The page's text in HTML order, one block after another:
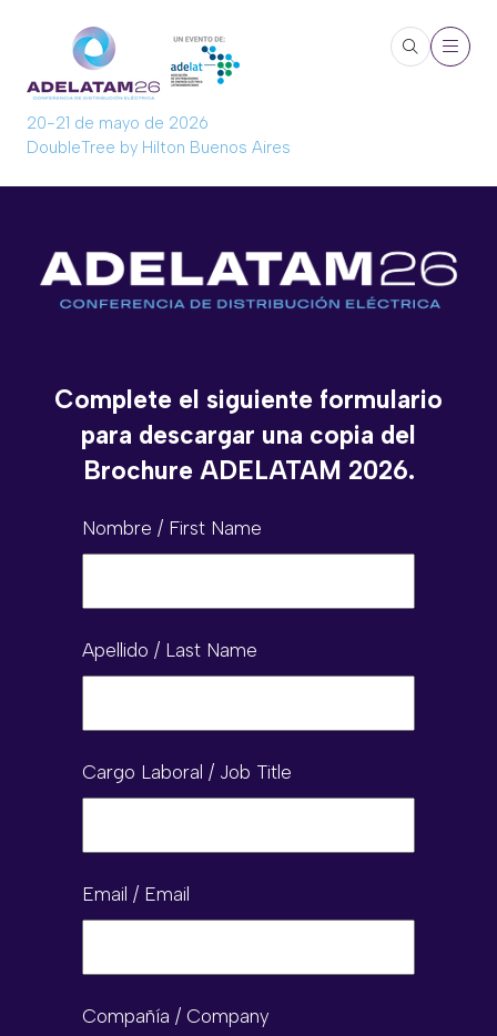
20-21 de mayo de 2026
DoubleTree by Hilton Buenos Aires
Complete el siguiente formulario
para descargar una copia del
Brochure ADELATAM 2026.
Nombre / First Name
Apellido / Last Name
Cargo Laboral / Job Title
Email / Email
Compañía / Company